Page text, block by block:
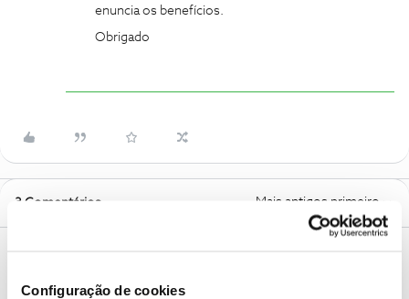
Configuração de cookies
enuncia os benefícios.
Obrigado
3 Comentários Mais antigos primeiro